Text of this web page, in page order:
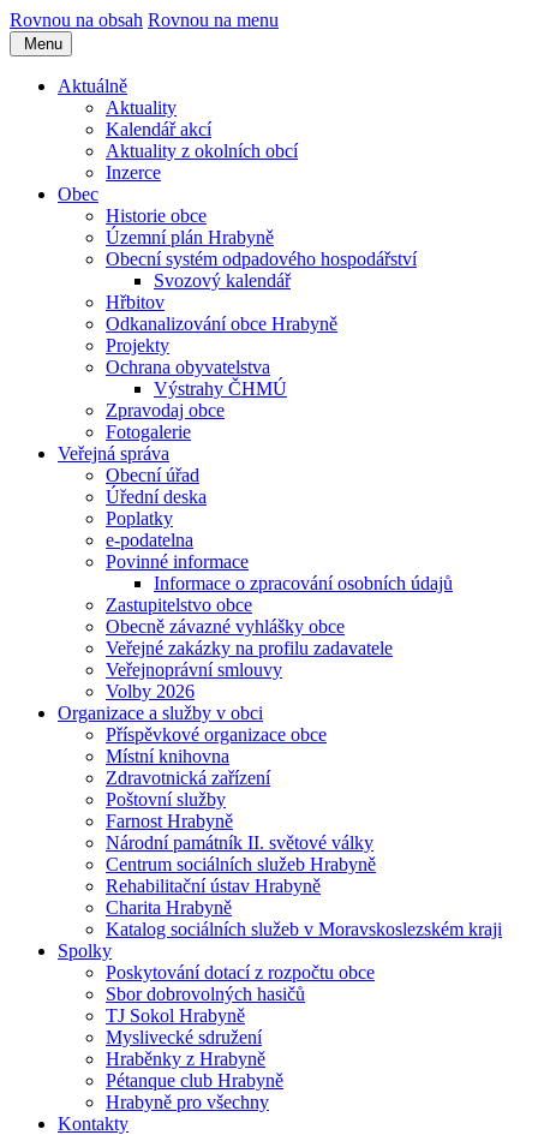
Rovnou na obsah Rovnou na menu
Menu
Aktuálně
Aktuality
Kalendář akcí
Aktuality z okolních obcí
Inzerce
Obec
Historie obce
Územní plán Hrabyně
Obecní systém odpadového hospodářství
Svozový kalendář
Hřbitov
Odkanalizování obce Hrabyně
Projekty
Ochrana obyvatelstva
Výstrahy ČHMÚ
Zpravodaj obce
Fotogalerie
Veřejná správa
Obecní úřad
Úřední deska
Poplatky
e-podatelna
Povinné informace
Informace o zpracování osobních údajů
Zastupitelstvo obce
Obecně závazné vyhlášky obce
Veřejné zakázky na profilu zadavatele
Veřejnoprávní smlouvy
Volby 2026
Organizace a služby v obci
Příspěvkové organizace obce
Místní knihovna
Zdravotnická zařízení
Poštovní služby
Farnost Hrabyně
Národní památník II. světové války
Centrum sociálních služeb Hrabyně
Rehabilitační ústav Hrabyně
Charita Hrabyně
Katalog sociálních služeb v Moravskoslezském kraji
Spolky
Poskytování dotací z rozpočtu obce
Sbor dobrovolných hasičů
TJ Sokol Hrabyně
Myslivecké sdružení
Hraběnky z Hrabyně
Pétanque club Hrabyně
Hrabyně pro všechny
Kontakty